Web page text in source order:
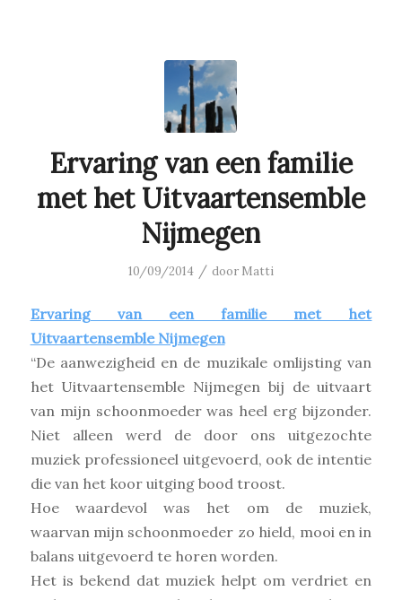
Ervaring van een familie
met het Uitvaartensemble
Nijmegen
10/09/2014 / door Matti
Ervaring van een familie met het
Uitvaartensemble Nijmegen
“De aanwezigheid en de muzikale omlijsting van
het Uitvaartensemble Nijmegen bij de uitvaart
van mijn schoonmoeder was heel erg bijzonder.
Niet alleen werd de door ons uitgezochte
muziek professioneel uitgevoerd, ook de intentie
die van het koor uitging bood troost.
Hoe waardevol was het om de muziek,
waarvan mijn schoonmoeder zo hield, mooi en in
balans uitgevoerd te horen worden.
Het is bekend dat muziek helpt om verdriet en